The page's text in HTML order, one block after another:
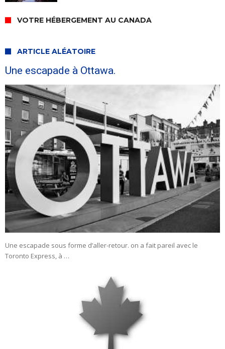
VOTRE HÉBERGEMENT AU CANADA
ARTICLE ALÉATOIRE
Une escapade à Ottawa.
Une escapade sous forme d’aller-retour. on a fait pareil avec le
Toronto Express, à …